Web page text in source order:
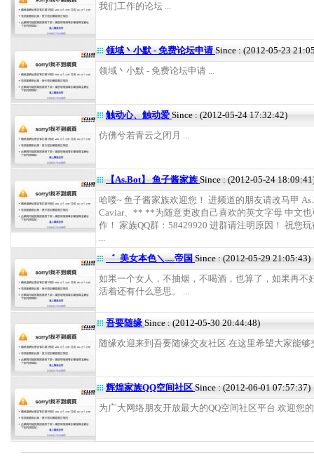
我们工作的论坛 ...
领域丶小默 - 免费论坛申请 Since : (2012-05-23
领域丶小默 - 免费论坛申请 ...
触动心、触动爱 Since : (2012-05-24 17:32:42)
仿佛兮若青云之闭月 ...
【As.Bot】 鱼子酱家族 Since : (2012-05-24
哈喽~ 鱼子酱家族欢迎您！ 进频道的朋友请改马甲
Caviar、** **为随意更改自己喜欢的英文字母 中文也
作！ 家族QQ群：58429920 进群请注明原因！ 祝您
...
゛_美女本色＼﹏帝国 Since : (2012-05-29 21:05:43)
如果一个女人，不抽烟，不喝酒，也算了，如果再不
活着还有什么意思。 ...
吾要随缘 Since : (2012-05-30 20:44:48)
随缘欢迎来到吾要随缘交友社区.在这里希望大家能够
辉煌家族QQ空间社区 Since : (2012-06-01 07:57:37)
为广大网络朋友开放最大的QQ空间社区平台 欢迎您